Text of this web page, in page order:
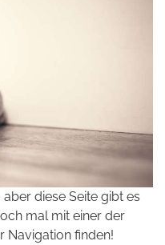
diese Seite gibt es
mal mit einer der
Navigation finden!